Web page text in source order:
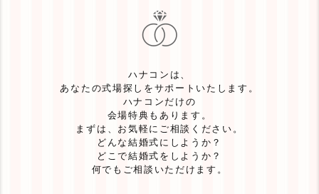
ハナコンは、
あなたの式場探しをサポートいたします。
ハナコンだけの
会場特典もあります。
まずは、お気軽にご相談ください。
どんな結婚式にしようか？
どこで結婚式をしようか？
何でもご相談いただけます。